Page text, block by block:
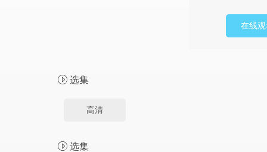
在线
选集
高清
选集